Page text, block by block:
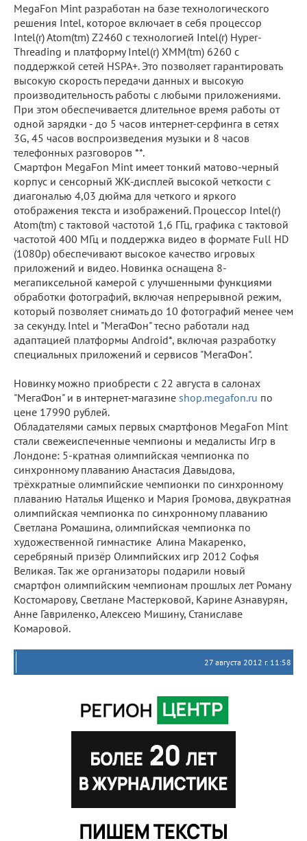
MegaFon Mint разработан на базе технологического
решения Intel, которое включает в себя процессор
Intel(r) Atom(tm) Z2460 с технологией Intel(r) Hyper-
Threading и платформу Intel(r) XMM(tm) 6260 с
поддержкой сетей HSPA+. Это позволяет гарантировать
высокую скорость передачи данных и высокую
производительность работы с любыми приложениями.
При этом обеспечивается длительное время работы от
одной зарядки - до 5 часов интернет-серфинга в сетях
3G, 45 часов воспроизведения музыки и 8 часов
телефонных разговоров **.
Смартфон MegaFon Mint имеет тонкий матово-черный
корпус и сенсорный ЖК-дисплей высокой четкости с
диагональю 4,03 дюйма для четкого и яркого
отображения текста и изображений. Процессор Intel(r)
Atom(tm) с тактовой частотой 1,6 ГГц, графика с тактовой
частотой 400 МГц и поддержка видео в формате Full HD
(1080p) обеспечивают высокое качество игровых
приложений и видео. Новинка оснащена 8-
мегапиксельной камерой с улучшенными функциями
обработки фотографий, включая непрерывной режим,
который позволяет снимать до 10 фотографий менее чем
за секунду. Intel и "МегаФон" тесно работали над
адаптацией платформы Android*, включая разработку
специальных приложений и сервисов "МегаФон".
Новинку можно приобрести с 22 августа в салонах
"МегаФон" и в интернет-магазине shop.megafon.ru по
цене 17990 рублей.
Обладателями самых первых смартфонов MegaFon Mint
стали свежеиспеченные чемпионы и медалисты Игр в
Лондоне: 5-кратная олимпийская чемпионка по
синхронному плаванию Анастасия Давыдова,
трёхкратные олимпийские чемпионки по синхронному
плаванию Наталья Ищенко и Мария Громова, двукратная
олимпийская чемпионка по синхронному плаванию
Светлана Ромашина, олимпийская чемпионка по
художественной гимнастике Алина Макаренко,
серебряный призёр Олимпийских игр 2012 Софья
Великая. Так же организаторы подарили новый
смартфон олимпийским чемпионам прошлых лет Роману
Костомарову, Светлане Мастерковой, Карине Азнавурян,
Анне Гавриленко, Алексею Мишину, Станиславе
Комаровой.
27 августа 2012 г. 11:58